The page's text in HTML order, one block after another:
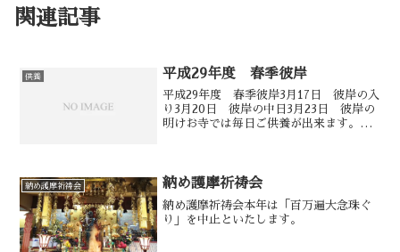
関連記事
供養 平成29年度 春季彼岸
平成29年度 春季彼岸3月17日 彼岸の入
り3月20日 彼岸の中日3月23日 彼岸の
明けお寺では毎日ご供養が出来ます。午
納め護摩祈祷会 納め護摩祈祷会
納め護摩祈祷会本年は「百万遍大念珠ぐ
り」を中止といたします。